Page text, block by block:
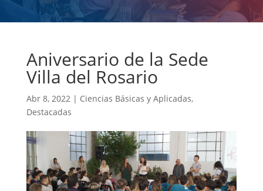
Aniversario de la Sede
Villa del Rosario
Abr 8, 2022| Ciencias Básicas y Aplicadas,
Destacadas